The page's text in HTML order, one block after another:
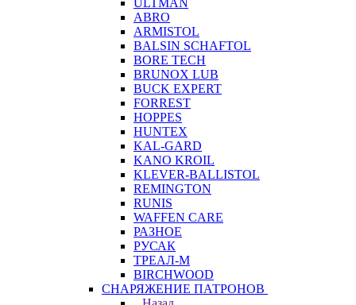
ULTMAN
ABRO
ARMISTOL
BALSIN SCHAFTOL
BORE TECH
BRUNOX LUB
BUCK EXPERT
FORREST
HOPPES
HUNTEX
KAL-GARD
KANO KROIL
KLEVER-BALLISTOL
REMINGTON
RUNIS
WAFFEN CARE
РАЗНОЕ
РУСАК
ТРЕАЛ-М
BIRCHWOOD
СНАРЯЖЕНИЕ ПАТРОНОВ